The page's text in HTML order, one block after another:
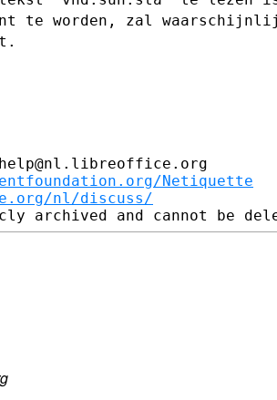
te worden, zal
Netiquette
nl/discuss/